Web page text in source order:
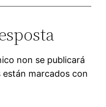
non se publicará
marcados con